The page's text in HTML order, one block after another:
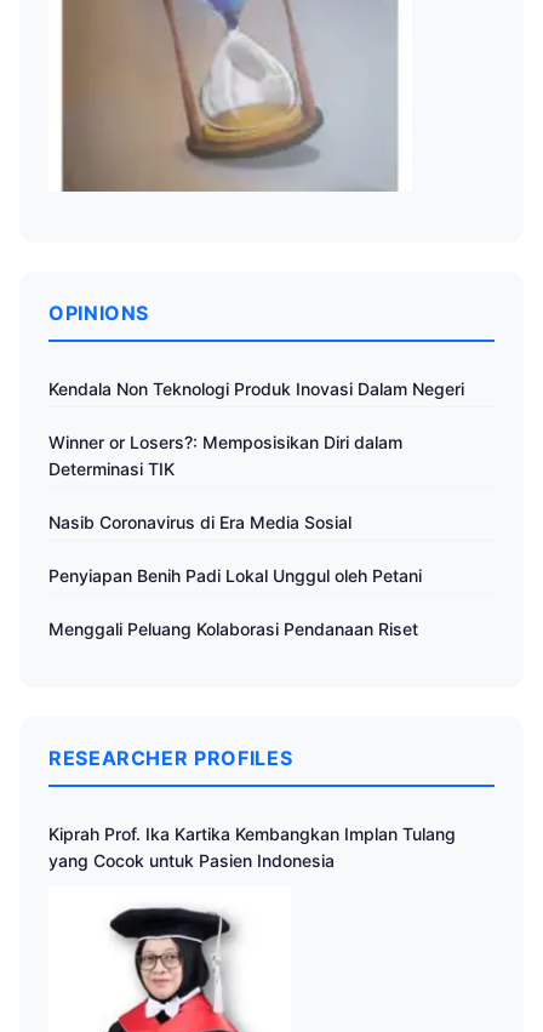
OPINIONS
Kendala Non Teknologi Produk Inovasi Dalam Negeri
Winner or Losers?: Memposisikan Diri dalam
Determinasi TIK
Nasib Coronavirus di Era Media Sosial
Penyiapan Benih Padi Lokal Unggul oleh Petani
Menggali Peluang Kolaborasi Pendanaan Riset
RESEARCHER PROFILES
Kiprah Prof. Ika Kartika Kembangkan Implan Tulang
yang Cocok untuk Pasien Indonesia